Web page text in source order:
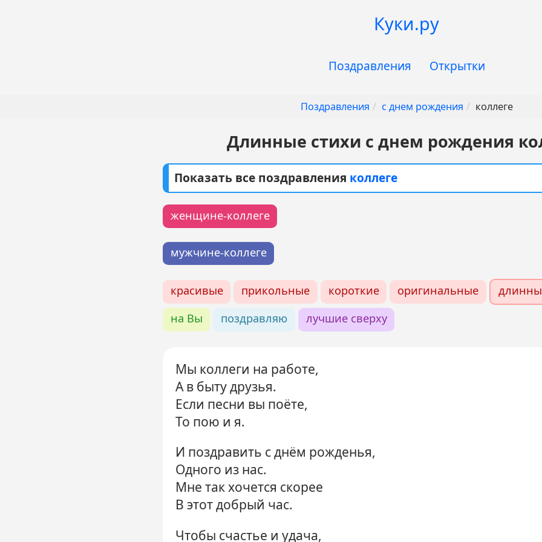
Куки.ру
Поздравления Открытки
Поздравления с днем рождения коллеге
Длинные стихи с днем рождения
Показать все поздравления коллеге
женщине-коллеге
мужчине-коллеге
красивые прикольные короткие оригинальные
на Вы
поздравляю лучшие сверху
Мы коллеги на работе,
А в быту друзья.
Если песни вы поёте,
То пою и я.
И поздравить с днём рожденья,
Одного из нас.
Мне так хочется скорее
В этот добрый час.
Чтобы счастье и удача,